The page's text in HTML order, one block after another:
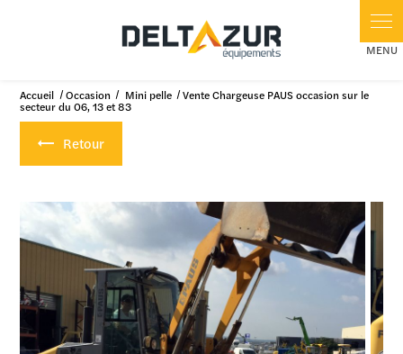
Accueil Occasion Mini pelle Vente Chargeuse PAUS occasion sur le
secteur du 06, 13 et 83
Retour